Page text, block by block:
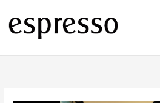
Inhalt
springen